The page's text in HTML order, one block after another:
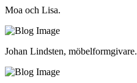
Moa och Lisa.
Johan Lindsten, möbelformgivare.